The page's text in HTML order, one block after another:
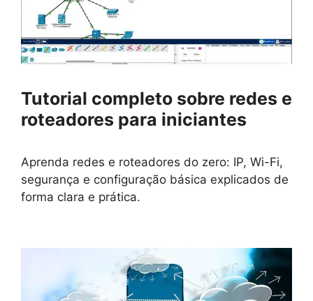
Tutorial completo sobre redes e
roteadores para iniciantes
Aprenda redes e roteadores do zero: IP, Wi-Fi,
segurança e configuração básica explicados de
forma clara e prática.